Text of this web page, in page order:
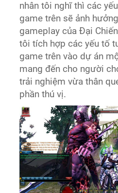
nhân tôi nghĩ thì các
game trên sẽ ảnh
gameplay của Đại
tôi tích hợp các yếu tố
game trên vào dự án
mang đến cho người
trải nghiệm vừa thân
phần thú vị.